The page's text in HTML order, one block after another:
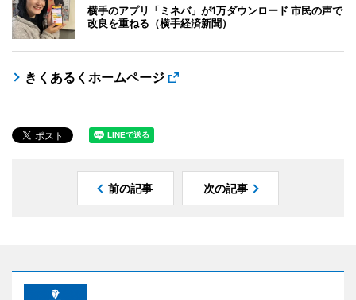
横手のアプリ「ミネバ」が1万ダウンロード 市民の声で
改良を重ねる（横手経済新聞）
きくあるくホームページ
前の記事 次の記事